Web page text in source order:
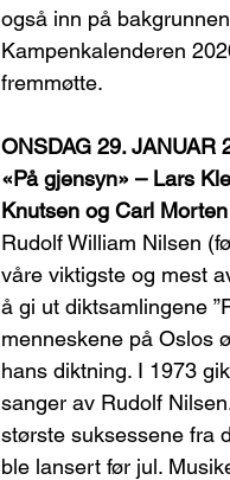
også inn på
Kampenkalenderen
fremmøtte.
ONSDAG 29. JANUAR
«På gjensyn» – Lars
Knutsen og Carl
Rudolf William Nilsen
våre viktigste og mest
å gi ut diktsamlingene
menneskene på Oslos
hans diktning. I 1973
sanger av Rudolf
største suksessene fra
ble lansert før jul.